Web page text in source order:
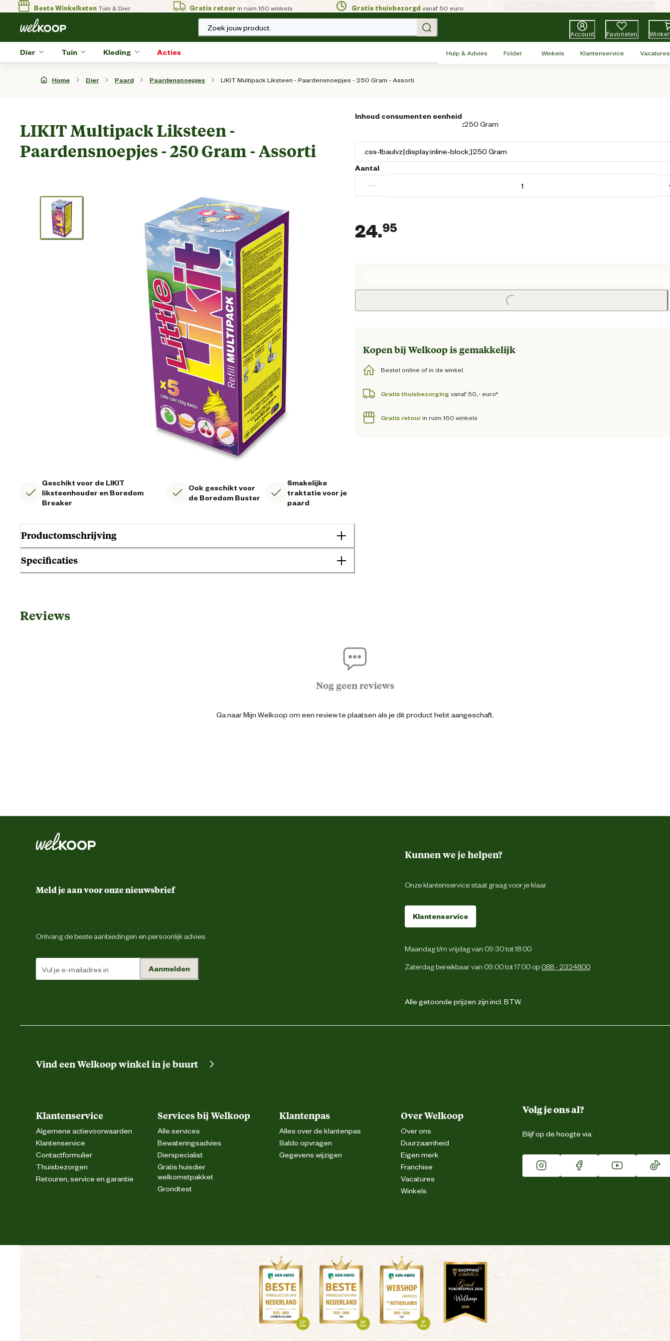
Beste WinkelketenTuin & Dier Gratis retour in ruim 160 winkels Gratis thuisbezorgd vanaf 50 euro
Zoek jouw product.
Account Favorieten
Dier Tuin Kleding Acties Hulp & Advies Folder Winkels Klantenservice Vacatures
Home Dier Paard Paardensnoepjes LIKIT Multipack Liksteen - Paardensnoepjes - 250 Gram - Assorti
LIKIT Multipack Liksteen -
Paardensnoepjes - 250 Gram - Assorti
Geschikt voor de LIKIT
liksteenhouder en Boredom
Breaker
Ook geschikt voor
de Boredom Buster
Smakelijke
traktatie voor je
paard
Productomschrijving
Specificaties
Ean
Analytische bestanddelen
Inhoud consumenten eenheid
:250 Gram
Aantal
−
24.95
Loading...
Kopen bij Welkoop is gemakkelijk
Bestel online of in de winkel.
Gratis thuisbezorging vanaf 50,- euro*
Gratis retourin ruim 160 winkels
Reviews
Nog geen reviews
Ga naar Mijn Welkoop om een review te plaatsen als je dit product hebt aangeschaft.
Meld je aan voor onze nieuwsbrief
Ontvang de beste aanbiedingen en persoonlijk advies.
Aanmelden
Kunnen we je helpen?
Onze klantenservice staat graag voor je klaar.
Klantenservice
Maandag t/m vrijdag van 09:30 tot 18:00
Zaterdag bereikbaar van 09:00 tot 17:00 op 088 - 2324800
Alle getoonde prijzen zijn incl. BTW.
Vind een Welkoop winkel in je buurt
Klantenservice
Algemene actievoorwaarden
Klantenservice
Contactformulier
Thuisbezorgen
Retouren, service en garantie
Services bij Welkoop
Alle services
Bewateringsadvies
Dierspecialist
Gratis huisdier
welkomstpakket
Grondtest
Klantenpas
Alles over de klantenpas
Saldo opvragen
Gegevens wijzigen
Over Welkoop
Over ons
Duurzaamheid
Eigen merk
Franchise
Vacatures
Winkels
Volg je ons al?
Blijf op de hoogte via: